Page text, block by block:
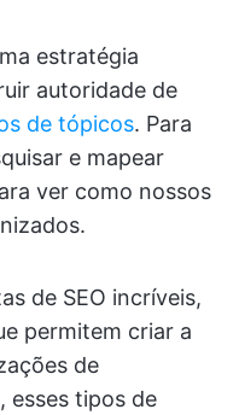
estratégia
autoridade de
de tópicos. Para
e mapear
ver como nossos
de SEO incríveis,
permitem criar a
de
esses tipos de